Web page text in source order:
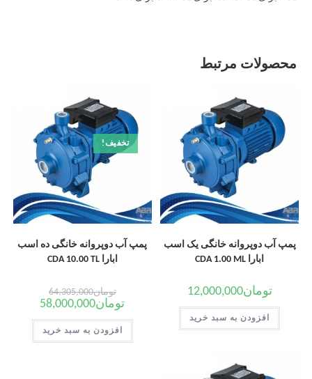
محصولات مرتبط
پمپ آب دوپروانه خانگی یک اسب
ابارا CDA 1.00 ML
تومان12,000,000
افزودن به سبد خرید
تخفیف!
پمپ آب دوپروانه خانگی ده اسب
ابارا CDA 10.00 TL
تومان64,305,000
تومان58,000,000
افزودن به سبد خرید